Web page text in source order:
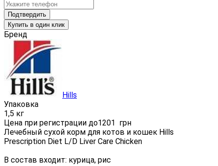
Подтвердить
Купить в один клик
Бренд
Hills
Упаковка
1,5 кг
Цена при регистрации до1201
грн
Лечебный сухой корм для котов и кошек Hills
Prescription Diet L/D Liver Care Chicken
В состав входит: курица, рис